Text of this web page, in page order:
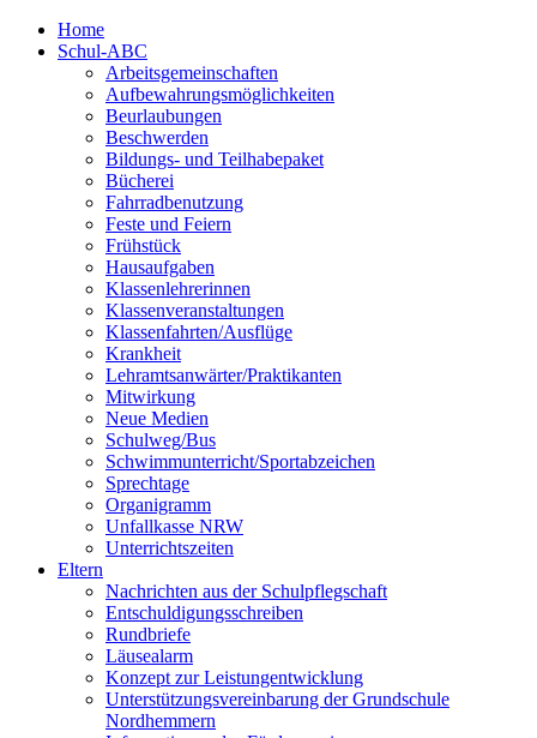
Home
Schul-ABC
Arbeitsgemeinschaften
Aufbewahrungsmöglichkeiten
Beurlaubungen
Beschwerden
Bildungs- und Teilhabepaket
Bücherei
Fahrradbenutzung
Feste und Feiern
Frühstück
Hausaufgaben
Klassenlehrerinnen
Klassenveranstaltungen
Klassenfahrten/Ausflüge
Krankheit
Lehramtsanwärter/Praktikanten
Mitwirkung
Neue Medien
Schulweg/Bus
Schwimmunterricht/Sportabzeichen
Sprechtage
Organigramm
Unfallkasse NRW
Unterrichtszeiten
Eltern
Nachrichten aus der Schulpflegschaft
Entschuldigungsschreiben
Rundbriefe
Läusealarm
Konzept zur Leistungentwicklung
Unterstützungsvereinbarung der Grundschule
Nordhemmern